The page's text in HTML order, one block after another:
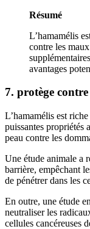
Résumé
L’hamamélis
contre les
avantages
7. protège
L’hamamélis est
puissantes propriétés
peau contre les
Une étude animale a
barrière, empêchant
de pénétrer dans les
En outre, une étude
neutraliser les
cellules cancéreuses